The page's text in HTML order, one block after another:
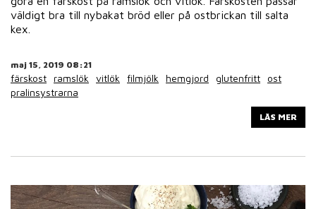
väldigt bra till nybakat bröd eller på ostbrickan till salta
kex.
maj 15, 2019 08:21
färskost ramslök vitlök filmjölk hemgjord glutenfritt
ost
pralinsystrarna
LÄS MER